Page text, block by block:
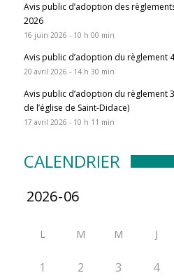
Avis public d’adoption des
2026
16 juin 2026 - 10 h 00 min
Avis public d’adoption du règlement
20 avril 2026 - 14 h 30 min
Avis public d’adoption du règlement
de l’église de Saint-Didace)
17 avril 2026 - 10 h 11 min
CALENDRIER
L M M J
1 2 3 4